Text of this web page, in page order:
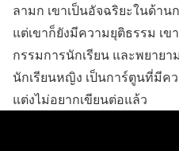
ลามก เขาเป็นอัจฉริยะในด้า
แต่เขาก็ยังมีความยุติธรรม เ
กรรมการนักเรียน และพยายา
นักเรียนหญิง เป็นการ์ตูนที่มีค
แต่งไม่อยากเขียนต่อแล้ว